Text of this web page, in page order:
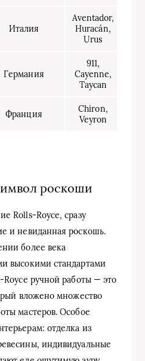
Италия
Aventador,
Huracán,
Urus
Германия
911,
Cayenne,
Taycan
Франция
Chiron,
Veyron
роскоши
Rolls-Royce, сразу
и невиданная роскошь.
более века
высокими стандартами
ручной работы — это
вложено множество
мастеров. Особое
отделка из
индивидуальные